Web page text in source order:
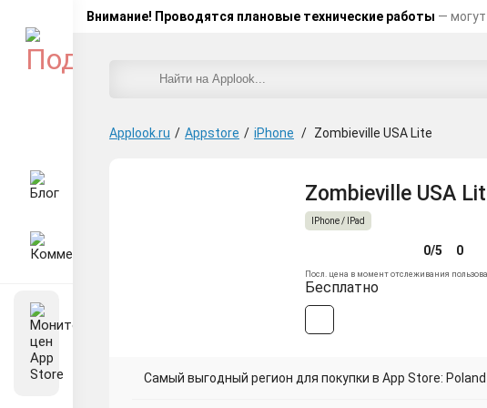
Внимание! Проводятся плановые технические работы —
Applook.ru / Appstore / iPhone / Zombieville USA Lite
Zombieville USA
IPhone / IPad
0/5 0
Посл. цена в момент отслеживания
Бесплатно
Самый выгодный регион для покупки в App Store: